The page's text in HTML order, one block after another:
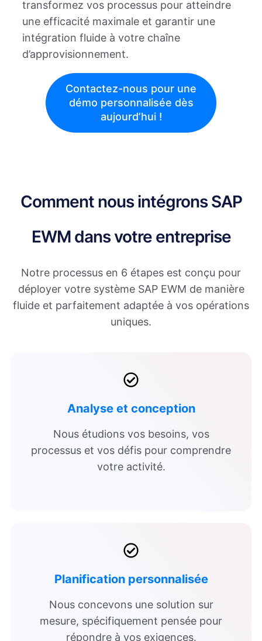
transformez vos processus pour atteindre
une efficacité maximale et garantir une
intégration fluide à votre chaîne
d’approvisionnement.
Contactez-nous pour une
démo personnalisée dès
aujourd’hui !
Comment nous intégrons SAP
EWM dans votre entreprise
Notre processus en 6 étapes est conçu pour
déployer votre système SAP EWM de manière
fluide et parfaitement adaptée à vos opérations
uniques.
Analyse et conception
Nous étudions vos besoins, vos
processus et vos défis pour comprendre
votre activité.
Planification personnalisée
Nous concevons une solution sur
mesure, spécifiquement pensée pour
répondre à vos exigences.